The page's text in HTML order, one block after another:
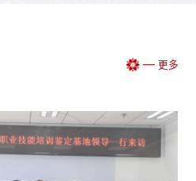
更多